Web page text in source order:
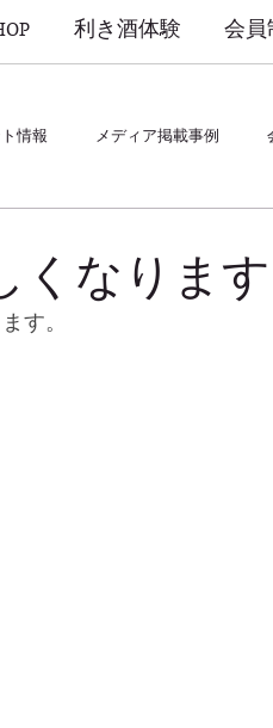
利き酒体験 会員
情報 メディア掲載事例
くなります
す。